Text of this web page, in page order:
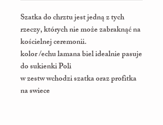
Szatka do chrztujest jedną z tych
rzeczy, których nie może zabraknąć na
kościelnej ceremonii.
kolor /echu lamana biel idealnie pasuje
do sukienki Poli
w zestw wchodzi szatka oraz profitka
na swiece